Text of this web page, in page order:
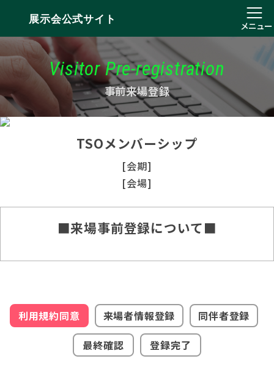
展示会公式サイト
メニュー
Visitor Pre-registration
事前来場登録
TSOメンバーシップ
[会期]
[会場]
■来場事前登録について■
利用規約同意 来場者情報登録
同伴者登録
最終確認
登録完了